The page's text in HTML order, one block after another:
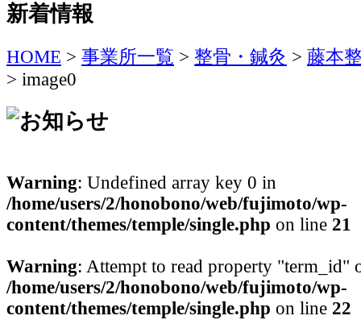
新着情報
HOME > 事業所一覧 > 整骨・鍼灸 > 藤本
> image0
Warning: Undefined array key 0 in
/home/users/2/honobono/web/fujimoto/wp-
content/themes/temple/single.php on line 21
Warning: Attempt to read property "term_id"
/home/users/2/honobono/web/fujimoto/wp-
content/themes/temple/single.php on line 22